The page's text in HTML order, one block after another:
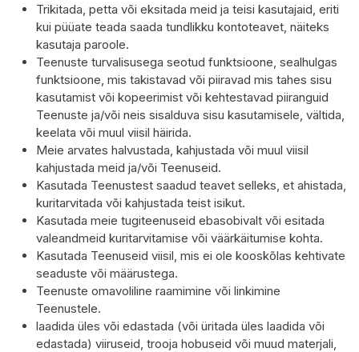
Trikitada, petta või eksitada meid ja teisi kasutajaid, eriti
kui püüate teada saada tundlikku kontoteavet, näiteks
kasutaja paroole.
Teenuste turvalisusega seotud funktsioone, sealhulgas
funktsioone, mis takistavad või piiravad mis tahes sisu
kasutamist või kopeerimist või kehtestavad piiranguid
Teenuste ja/või neis sisalduva sisu kasutamisele, vältida,
keelata või muul viisil häirida.
Meie arvates halvustada, kahjustada või muul viisil
kahjustada meid ja/või Teenuseid.
Kasutada Teenustest saadud teavet selleks, et ahistada,
kuritarvitada või kahjustada teist isikut.
Kasutada meie tugiteenuseid ebasobivalt või esitada
valeandmeid kuritarvitamise või väärkäitumise kohta.
Kasutada Teenuseid viisil, mis ei ole kooskõlas kehtivate
seaduste või määrustega.
Teenuste omavoliline raamimine või linkimine
Teenustele.
laadida üles või edastada (või üritada üles laadida või
edastada) viiruseid, trooja hobuseid või muud materjali,